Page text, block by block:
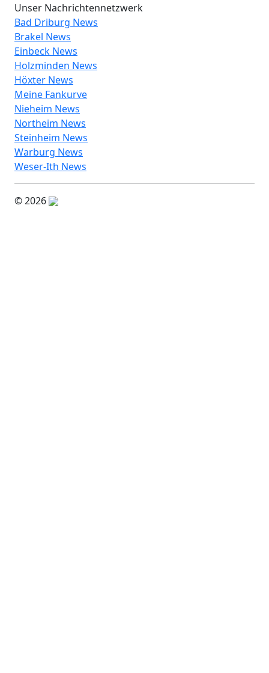
Unser Nachrichtennetzwerk
Bad Driburg News
Brakel News
Einbeck News
Holzminden News
Höxter News
Meine Fankurve
Nieheim News
Northeim News
Steinheim News
Warburg News
Weser-Ith News
© 2026